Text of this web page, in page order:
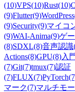
(10)VPS(10)Rust(10)
(9)Flutter(9)WordPress
(9)Security(9)マイコ
(9)WAI-Anima(9)ゲ
(8)SDXL(8)音声認識
Actions(8)GPU(8)入
(7)Git(7)tmux(7)認証
(7)FLUX(7)PyTorch
マーク(7)マルチモ